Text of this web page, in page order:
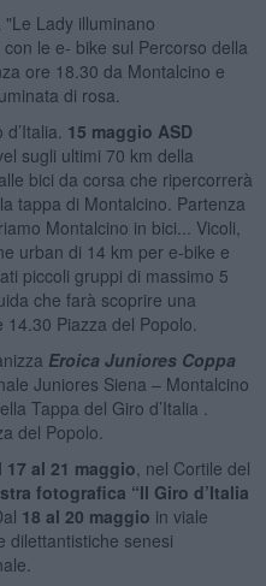
"Le Lady illuminano
le e- bike sul Percorso della
ore 18.30 da Montalcino e
di rosa.
15 maggio ASD
sugli ultimi 70 km della
bici da corsa che ripercorrerà
tappa di Montalcino. Partenza
Montalcino in bici... Vicoli,
urban di 14 km per e-bike e
piccoli gruppi di massimo 5
che farà scoprire una
Piazza del Popolo.
Eroica Juniores Coppa
Juniores Siena – Montalcino
Tappa del Giro d’Italia .
del Popolo.
17 al 21 maggio , nel Cortile del
fotografica “Il Giro d’Italia
18 al 20 maggio in viale
dilettantistiche senesi